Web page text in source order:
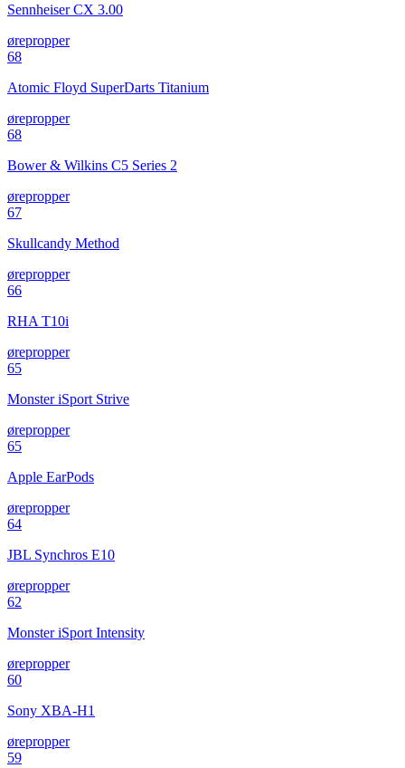
Sennheiser CX 3.00
ørepropper
68
Atomic Floyd SuperDarts Titanium
ørepropper
68
Bower & Wilkins C5 Series 2
ørepropper
67
Skullcandy Method
ørepropper
66
RHA T10i
ørepropper
65
Monster iSport Strive
ørepropper
65
Apple EarPods
ørepropper
64
JBL Synchros E10
ørepropper
62
Monster iSport Intensity
ørepropper
60
Sony XBA-H1
ørepropper
59